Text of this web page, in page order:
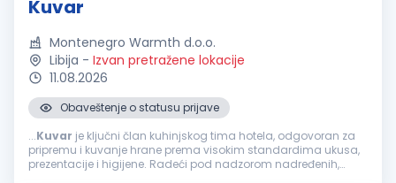
Kuvar
Montenegro Warmth d.o.o.
Libija - Izvan pretražene lokacije
11.08.2026
Obaveštenje o statusu prijave
...Kuvar je ključni član kuhinjskog tima hotela, odgovoran za
pripremu i kuvanje hrane prema visokim standardima ukusa,
prezentacije i higijene. Radeći pod nadzorom nadređenih,